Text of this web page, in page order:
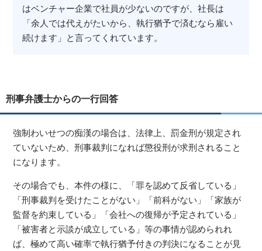
はベンチャー企業で社員が少ないのですが、社長は
「余人では代えがたいから、執行猶予で済むなら雇い
続けます」と言ってくれています。
刑事弁護士からの一行回答
強制わいせつの痴漢の場合は、法律上、罰金刑が規定され
ていないため、刑事裁判になれば懲役刑が求刑されること
になります。
その場合でも、本件の様に、「罪を認めて反省している」
「刑事裁判を受けたことがない」「前科がない」「家族が
監督を約束している」「会社への復帰が予定されている」
「被害者と示談が成立している」等の事情が認められれ
ば、極めて高い確率で執行猶予付きの判決になることが見